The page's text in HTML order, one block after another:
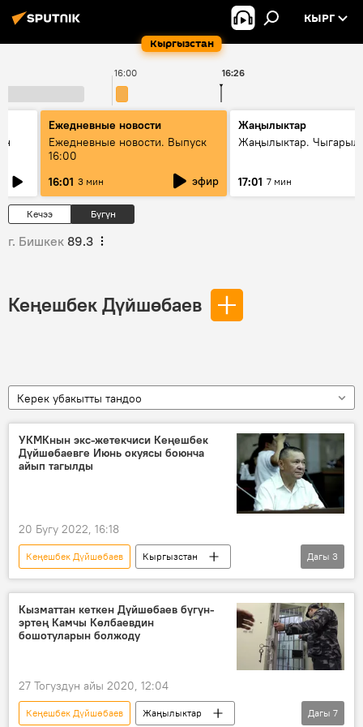
Кыргызстан
КЫРГ
16:00 16:26
Ежедневные новости
Ежедневные новости. Выпуск
16:00
16:01 3 мин эфир
Жаңылыктар
Жаңылыктар.
17:01 7 мин
Кечээ Бүгүн
г. Бишкек 89.3
Кеңешбек Дүйшөбаев
Керек убакытты тандоо
УКМКнын экс-жетекчиси Кеңешбек
Дүйшөбаевге Июнь окуясы боюнча
айып тагылды
20 Бугу 2022, 16:18
Кеңешбек Дүйшөбаев
Кыргызстан
Окуялар
Июнь окуясы айыптоо
Дагы 3
Кызматтан кеткен Дүйшөбаев бүгүн-
эртең Камчы Көлбаевдин
бошотуларын болжоду
27 Тогуздун айы 2020, 12:04
Кеңешбек Дүйшөбаев
Жаңылыктар
Дагы 7